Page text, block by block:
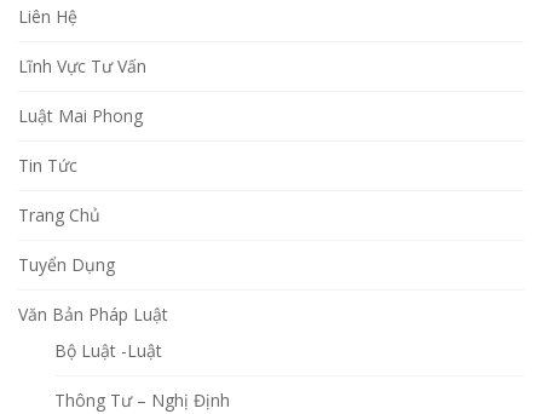
Liên Hệ
Lĩnh Vực Tư Vấn
Luật Mai Phong
Tin Tức
Trang Chủ
Tuyển Dụng
Văn Bản Pháp Luật
Bộ Luật -Luật
Thông Tư – Nghị Định